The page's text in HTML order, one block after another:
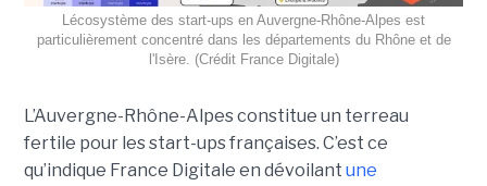
Lécosystème des start-ups en Auvergne-Rhône-Alpes est
particulièrement concentré dans les départements du Rhône et de
l'Isère. (Crédit France Digitale)
L’Auvergne-Rhône-Alpes constitue un terreau
fertile pour les start-ups françaises. C’est ce
qu’indique France Digitale en dévoilant une